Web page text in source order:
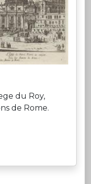
du Roy,
de Rome.